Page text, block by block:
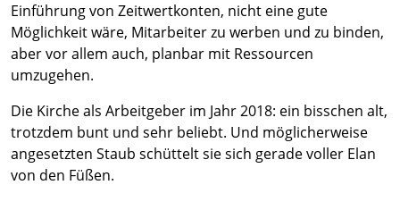
Einführung von Zeitwertkonten, nicht eine gute
Möglichkeit wäre, Mitarbeiter zu werben und zu binden,
aber vor allem auch, planbar mit Ressourcen
umzugehen.
Die Kirche als Arbeitgeber im Jahr 2018: ein bisschen alt,
trotzdem bunt und sehr beliebt. Und möglicherweise
angesetzten Staub schüttelt sie sich gerade voller Elan
von den Füßen.